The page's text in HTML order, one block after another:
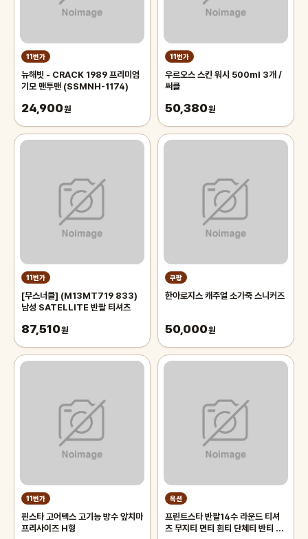
11번가
뉴해빗 - CRACK 1989 프리미엄
기모 맨투맨 (SSMNH-1174)
24,900원
11번가
우르오스 스킨 워시 500ml 3개 /
써클
50,380원
11번가
[무스너클] (M13MT719 833)
남성 SATELLITE 반팔 티셔츠
87,510원
쿠팡
한아로지스 캐주얼 소가죽 스니커즈
50,000원
11번가
핀스타 고어텍스 고기능 방수 앞치마
프리사이즈 H형
옥션
프린트스타 반팔14수 라운드 티셔
츠 무지티 면티 흰티 단체티 반티 아